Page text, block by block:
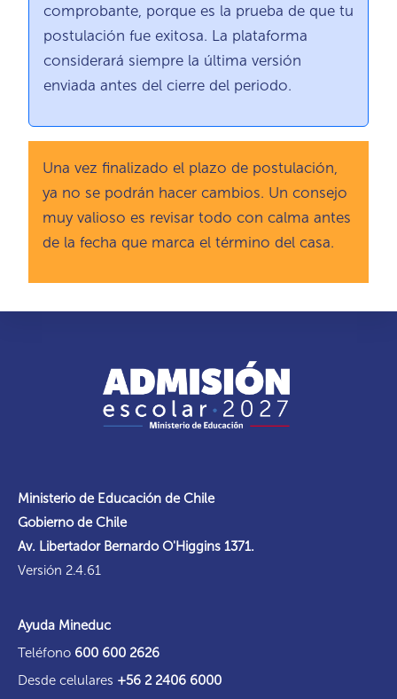
comprobante, porque es la prueba de que tu
postulación fue exitosa. La plataforma
considerará siempre la última versión
enviada antes del cierre del periodo.
Una vez finalizado el plazo de postulación,
ya no se podrán hacer cambios. Un consejo
muy valioso es revisar todo con calma antes
de la fecha que marca el término del casa.
Ministerio de Educación de Chile
Gobierno de Chile
Av. Libertador Bernardo O'Higgins 1371.
Versión 2.4.61
Ayuda Mineduc
Teléfono 600 600 2626
Desde celulares +56 2 2406 6000